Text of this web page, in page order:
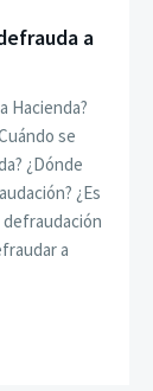
a
Hacienda?
se
¿Dónde
¿Es
a